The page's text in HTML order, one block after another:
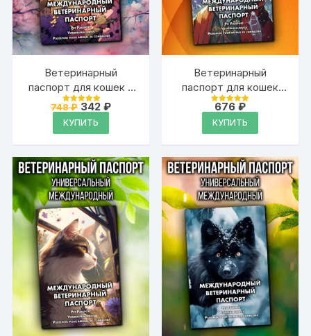
Ветеринарный
паспорт для кошек и
собак
международный
Оценка
из 5
748₽Первоначальная
цена
составляла
748 ₽.
342₽Текущая
КУПИТЬ
Ветеринарный
паспорт для кошек
международный
Оценка
из 5
676 ₽
КУПИТЬ